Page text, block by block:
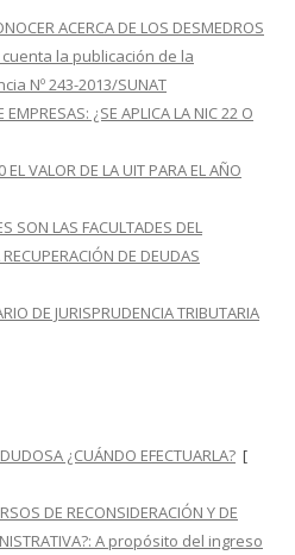
ACERCA DE LOS DESMEDROS
cuenta la publicación de la
Nº 243-2013/SUNAT
EMPRESAS: ¿SE APLICA LA NIC 22 O
EL VALOR DE LA UIT PARA EL AÑO
SON LAS FACULTADES DEL
DE DEUDAS
DE JURISPRUDENCIA TRIBUTARIA
¿CUÁNDO EFECTUARLA? [
DE RECONSIDERACIÓN Y DE
A propósito del ingreso